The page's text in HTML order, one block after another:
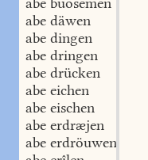
abe däwen
abe dingen
abe dringen
abe drücken
abe eichen
abe eischen
abe erdræjen
abe erdröuwen